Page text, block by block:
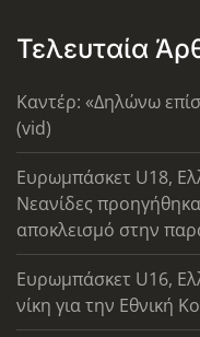
Τελευταία
Καντέρ: «Δηλώνω
(vid)
Ευρωμπάσκετ U18,
Νεανίδες
αποκλεισμό στην
Ευρωμπάσκετ U16,
νίκη για την Εθνική